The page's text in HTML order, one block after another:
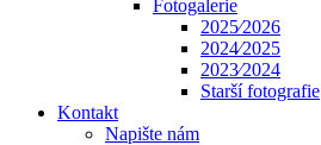
Fotogalerie
2025⁄2026
2024⁄2025
2023⁄2024
Starší fotografie
Kontakt
Napište nám